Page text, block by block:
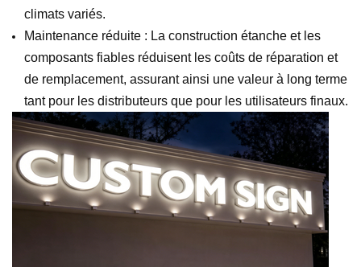
climats variés.
Maintenance réduite : La construction étanche et les
composants fiables réduisent les coûts de réparation et
de remplacement, assurant ainsi une valeur à long terme
tant pour les distributeurs que pour les utilisateurs finaux.